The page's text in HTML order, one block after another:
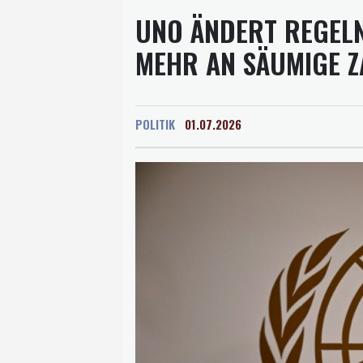
UNO ÄNDERT
MEHR AN SÄUMIGE
POLITIK 01.07.2026